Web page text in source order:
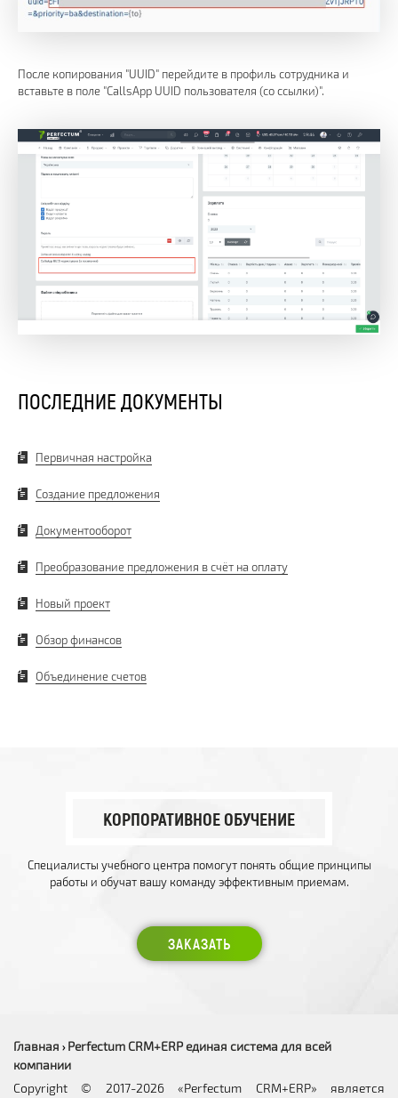
После копирования "UUID" перейдите в профиль сотрудника и
вставьте в поле "CallsApp UUID пользователя (со ссылки)".
ПОСЛЕДНИЕ ДОКУМЕНТЫ
Первичная настройка
Создание предложения
Документооборот
Преобразование предложения в счёт на оплату
Новый проект
Обзор финансов
Объединение счетов
КОРПОРАТИВНОЕ ОБУЧЕНИЕ
Специалисты учебного центра помогут понять общие принципы
работы и обучат вашу команду эффективным приемам.
ЗАКАЗАТЬ
Главная › Perfectum CRM+ERP единая система для всей
компании
Copyright © 2017-2026 «Perfectum CRM+ERP» является